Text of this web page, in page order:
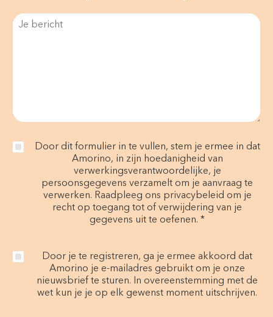
Door dit formulier in te vullen, stem je ermee in dat
Amorino, in zijn hoedanigheid van
verwerkingsverantwoordelijke, je
persoonsgegevens verzamelt om je aanvraag te
verwerken. Raadpleeg ons privacybeleid om je
recht op toegang tot of verwijdering van je
gegevens uit te oefenen. *
Door je te registreren, ga je ermee akkoord dat
Amorino je e-mailadres gebruikt om je onze
nieuwsbrief te sturen. In overeenstemming met de
wet kun je je op elk gewenst moment uitschrijven.